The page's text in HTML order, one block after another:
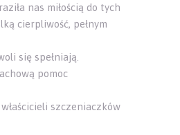
nas miłością do tych
cierpliwość, pełnym
się spełniają.
pomoc
szczeniaczków